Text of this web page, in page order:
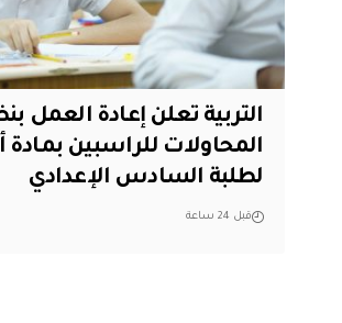
التربية تعلن إعادة العمل
المحاولات للراسبين بمادة
لطلبة السادس الإعدادي
قبل 24 ساعة